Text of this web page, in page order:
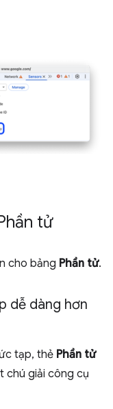
tử
cho bảng Phần tử.
dễ dàng hơn
tạp, thẻ Phần tử
chú giải công cụ